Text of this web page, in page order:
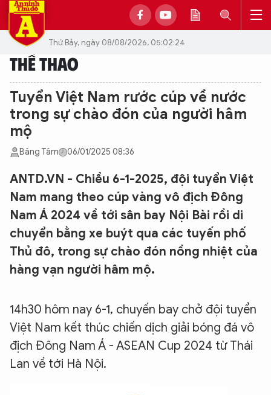
Thứ Bảy, ngày 08/08/2026, 05:02:24
THỂ THAO
Tuyển Việt Nam rước cúp về nước
trong sự chào đón của người hâm
mộ
Băng Tâm 06/01/2025 08:36
ANTD.VN - Chiều 6-1-2025, đội tuyển Việt
Nam mang theo cúp vàng vô địch Đông
Nam Á 2024 về tới sân bay Nội Bài rồi di
chuyển bằng xe buýt qua các tuyến phố
Thủ đô, trong sự chào đón nồng nhiệt của
hàng vạn người hâm mộ.
14h30 hôm nay 6-1, chuyến bay chở đội tuyển
Việt Nam kết thúc chiến dịch giải bóng đá vô
địch Đông Nam Á - ASEAN Cup 2024 từ Thái
Lan về tới Hà Nội.